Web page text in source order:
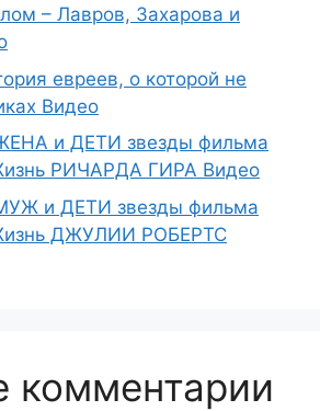
– Лавров, Захарова и
евреев, о которой не
Видео
и ДЕТИ звезды фильма
РИЧАРДА ГИРА Видео
и ДЕТИ звезды фильма
ДЖУЛИИ РОБЕРТС
комментарии